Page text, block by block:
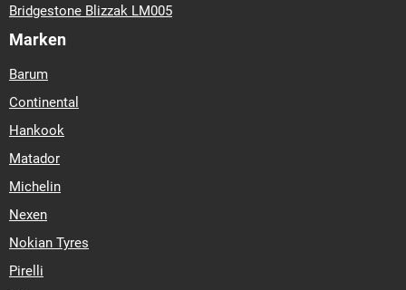
Bridgestone Blizzak LM005
Marken
Barum
Continental
Hankook
Matador
Michelin
Nexen
Nokian Tyres
Pirelli